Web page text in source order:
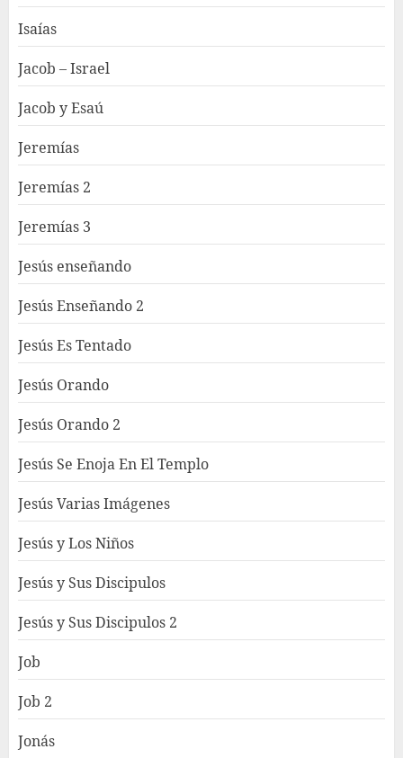
Isaías
Jacob – Israel
Jacob y Esaú
Jeremías
Jeremías 2
Jeremías 3
Jesús enseñando
Jesús Enseñando 2
Jesús Es Tentado
Jesús Orando
Jesús Orando 2
Jesús Se Enoja En El Templo
Jesús Varias Imágenes
Jesús y Los Niños
Jesús y Sus Discipulos
Jesús y Sus Discipulos 2
Job
Job 2
Jonás